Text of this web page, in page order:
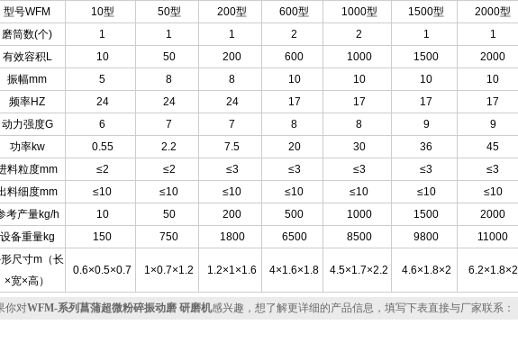
型号WFM 10型 50型 200型 600型 1000型 1500型
2000型
磨筒数(个)
1 1 1 2 2 1
1
有效容积L
10 50 200 600 1000 1500
2000
振幅mm
5 8 8 10 10 10
10
频率HZ
24 24 24 17 17 17
17
动力强度G
6 7 7 8 8 9
9
功率kw
0.55 2.2 7.5 20 30 36
45
料粒度mm
≤2 ≤2 ≤3 ≤3 ≤3 ≤3
≤3
料细度mm
≤10 ≤10 ≤10 ≤10 ≤10 ≤10
≤10
考产量kg/h
10 50 200 500 1000 1500
2000
设备重量kg
150 750 1800 6500 8500 9800
11000
尺寸m（长
×宽×高）
0.6×0.5×0.7 1×0.7×1.2 1.2×1×1.6 4×1.6×1.8 4.5×1.7×2.2 4.6×1.8×2 6.2×1.8×2
对WFM-系列菖蒲超微粉碎振动磨 研磨机感兴趣，想了解更详细的产品信息，填写下表直接与厂家联系：